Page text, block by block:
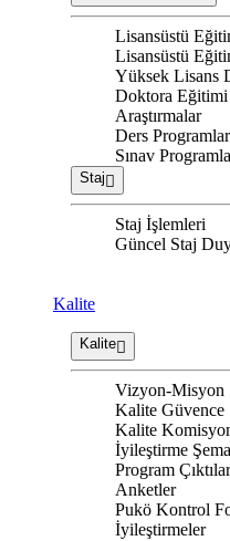
Lisansüstü
Lisansüstü
Yüksek Lisans
Doktora
Araştırmalar
Ders
Sınav
Staj
Staj İşlemleri
Güncel Staj
Kalite
Kalite
Vizyon-Misyon
Kalite Güvence
Kalite
İyileştirme
Program
Anketler
Pukö Kontrol
İyileştirmeler